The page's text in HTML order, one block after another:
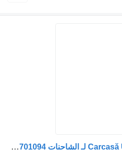
باب Carcasă Ușii Dreapta 1400741 لـ الشاحنات Volvo – Piese Auto 1400741, 1700312, 85112767, 5600464824, 20832787, 1701094